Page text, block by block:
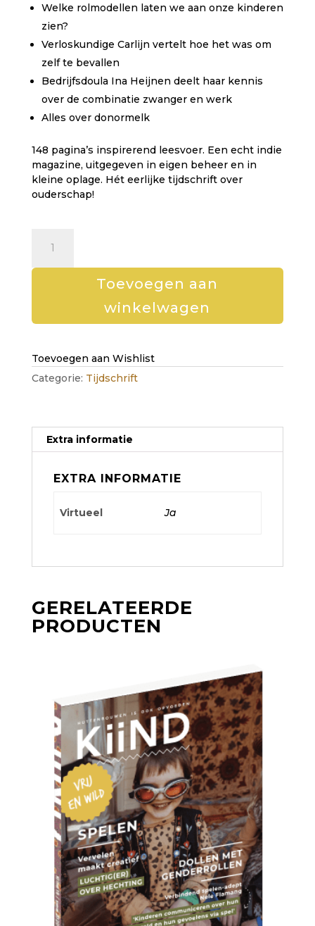
Welke rolmodellen laten we aan onze kinderen
zien?
Verloskundige Carlijn vertelt hoe het was om
zelf te bevallen
Bedrijfsdoula Ina Heijnen deelt haar kennis
over de combinatie zwanger en werk
Alles over donormelk
148 pagina’s inspirerend leesvoer. Een echt indie
magazine, uitgegeven in eigen beheer en in
kleine oplage. Hét eerlijke tijdschrift over
ouderschap!
Kiind
21-
(digitaal)
Toevoegen aan
winkelwagen
Toevoegen aan Wishlist
Categorie: Tijdschrift
Extra informatie
EXTRA INFORMATIE
Virtueel Ja
GERELATEERDE
PRODUCTEN